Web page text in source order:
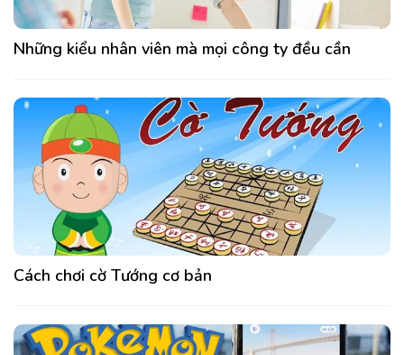
Những kiểu nhân viên mà mọi công ty đều cần
Cách chơi cờ Tướng cơ bản